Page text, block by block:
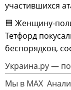
участившихся
🟦 Женщину-
Тетфорд
беспорядков,
Украина.ру —
Мы в MAX